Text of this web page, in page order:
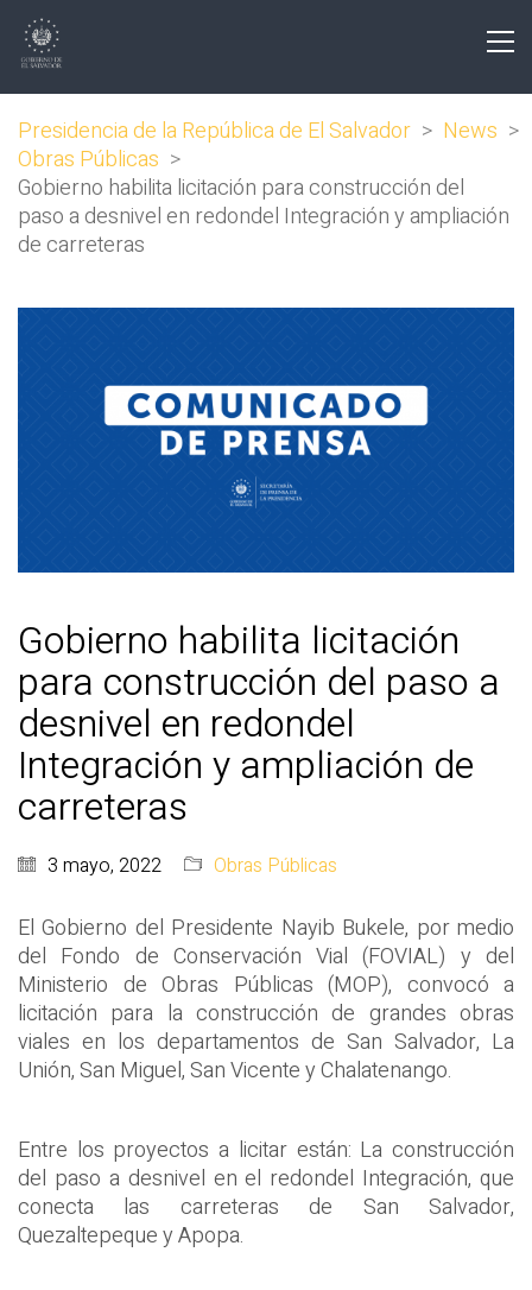
Presidencia de la República de El Salvador > News >
Obras Públicas >
Gobierno habilita licitación para construcción del
paso a desnivel en redondel Integración y ampliación
de carreteras
Gobierno habilita licitación
para construcción del paso a
desnivel en redondel
Integración y ampliación de
carreteras
3 mayo, 2022 Obras Públicas
El Gobierno del Presidente Nayib Bukele, por medio
del Fondo de Conservación Vial (FOVIAL) y del
Ministerio de Obras Públicas (MOP), convocó a
licitación para la construcción de grandes obras
viales en los departamentos de San Salvador, La
Unión, San Miguel, San Vicente y Chalatenango.
Entre los proyectos a licitar están: La construcción
del paso a desnivel en el redondel Integración, que
conecta las carreteras de San Salvador,
Quezaltepeque y Apopa.